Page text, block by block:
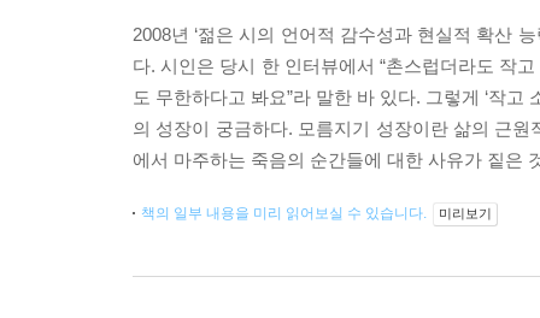
2008년 ‘젊은 시의 언어적 감수성과 현실적 확산
다. 시인은 당시 한 인터뷰에서 “촌스럽더라도 작
도 무한하다고 봐요”라 말한 바 있다. 그렇게 ‘작
의 성장이 궁금하다. 모름지기 성장이란 삶의 근
에서 마주하는 죽음의 순간들에 대한 사유가 짙은
책의 일부 내용을 미리 읽어보실 수 있습니다. 미리보기